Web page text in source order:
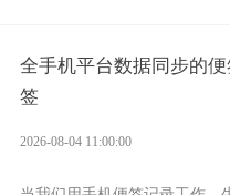
全手机平台数据同步的
签
2026-08-04 11:00:00